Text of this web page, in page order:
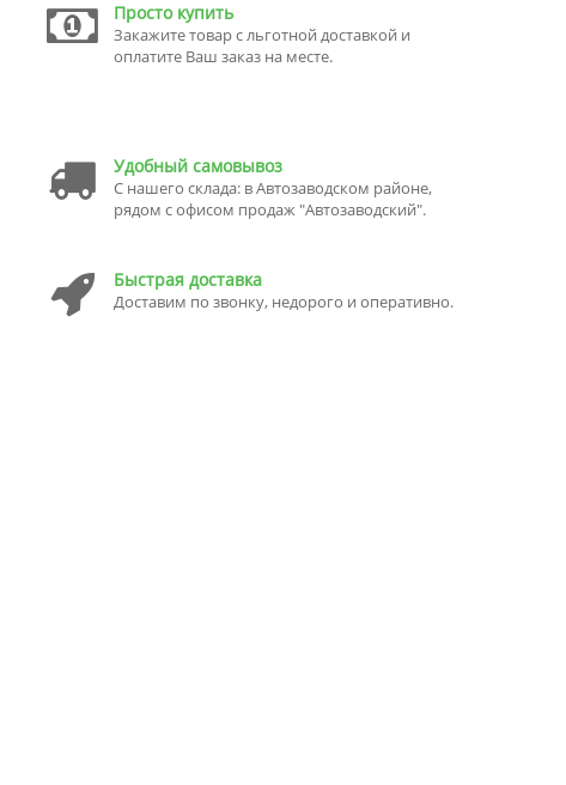
Просто купить
Закажите товар с льготной доставкой и
оплатите Ваш заказ на месте.
Удобный самовывоз
С нашего склада: в Автозаводском районе,
рядом с офисом продаж "Автозаводский".
Быстрая доставка
Доставим по звонку, недорого и оперативно.